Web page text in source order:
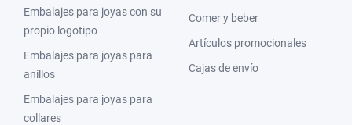
Embalajes para joyas con su
propio logotipo
Embalajes para joyas para
anillos
Embalajes para joyas para
collares
Comer y beber
Artículos promocionales
Cajas de envío